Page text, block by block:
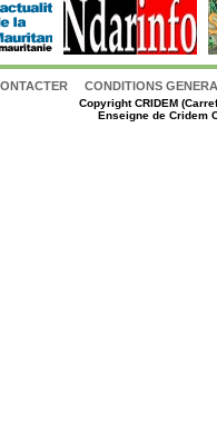
CONDITIONS
CopyrightCRIDEM
Enseigne de Cridem